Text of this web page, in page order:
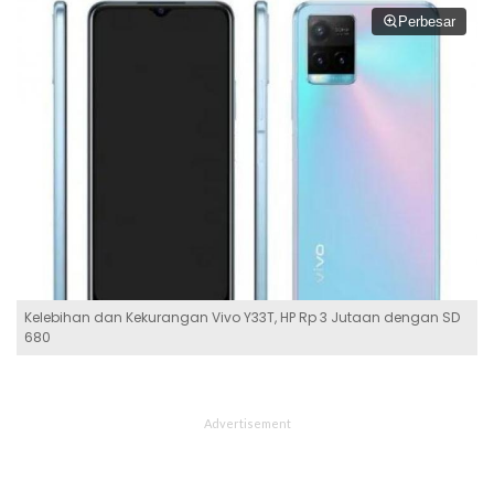
Perbesar
Kelebihan dan Kekurangan Vivo Y33T, HP Rp 3 Jutaan dengan SD
680